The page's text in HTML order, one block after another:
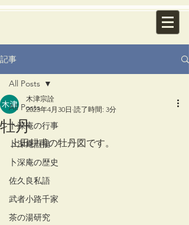
記事
All Posts
卜深庵の行事
卜深庵点描
卜深庵の歴史
佐久良私語
武者小路千家
茶の湯研究
All Posts
牡丹
木津宗詮
2023年4月30日 読了時間: 3分
上田耕甫の牡丹図です。